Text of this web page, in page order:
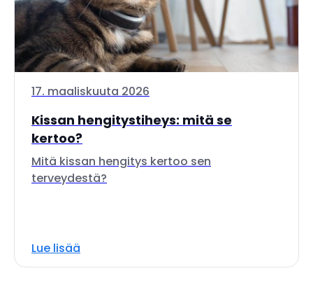
17. maaliskuuta 2026
Kissan hengitystiheys: mitä se
kertoo?
Mitä kissan hengitys kertoo sen
terveydestä?
Lue lisää